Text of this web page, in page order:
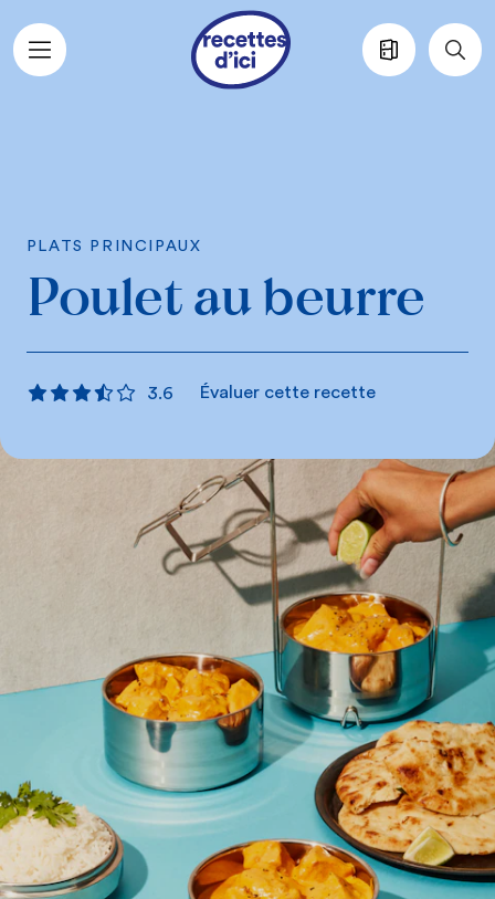
Aller au contenu principal
PLATS PRINCIPAUX
Poulet au beurre
3.6 Évaluer cette recette